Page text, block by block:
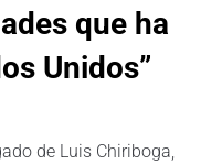
que ha
Unidos”
de Luis Chiriboga,